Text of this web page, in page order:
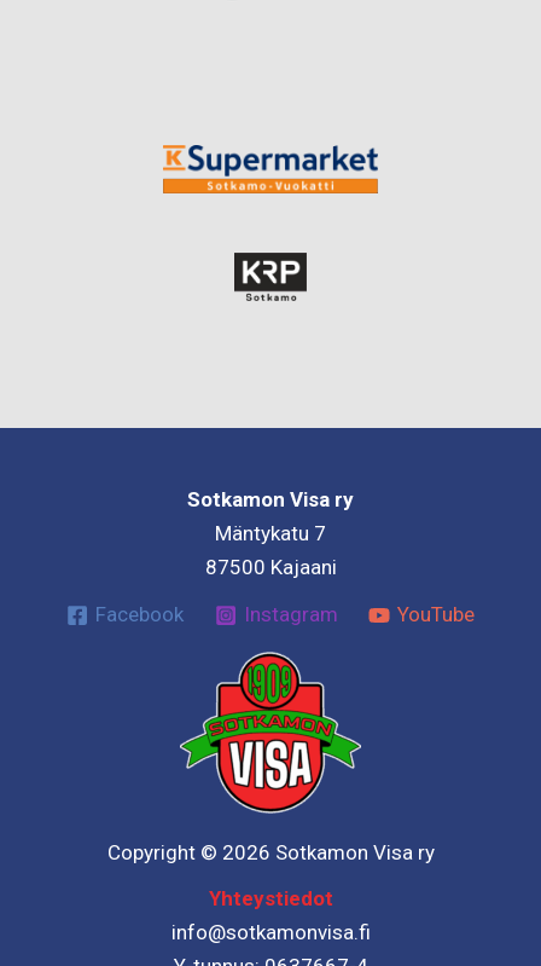
Sotkamon Visa ry
Mäntykatu 7
87500 Kajaani
Facebook
Instagram YouTube
Copyright © 2026 Sotkamon Visa ry
Yhteystiedot
info@sotkamonvisa.fi